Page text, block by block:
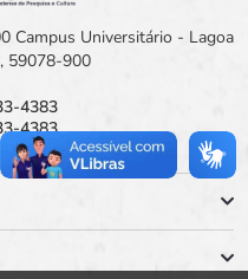
Campus Universitário - Lagoa
59078-900
4383
4383